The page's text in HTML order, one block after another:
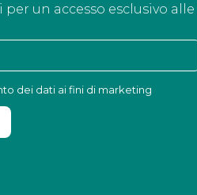
per un accesso esclusivo
dei dati ai fini di marketing